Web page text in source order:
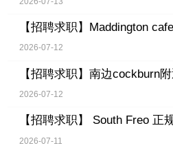
【招聘求职】 Maddington
2026-07-12
【招聘求职】 南边cockburn
2026-07-12
【招聘求职】 South Freo 正
2026-07-11